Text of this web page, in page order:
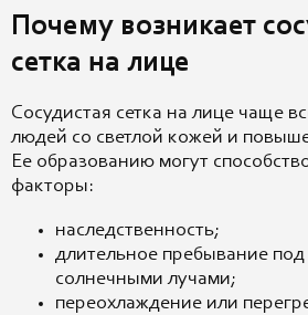
Почему возникает
сетка на лице
Сосудистая сетка на лице чаще
людей со светлой кожей и
Ее образованию могут
факторы:
наследственность;
длительное пребывание
солнечными лучами;
переохлаждение или